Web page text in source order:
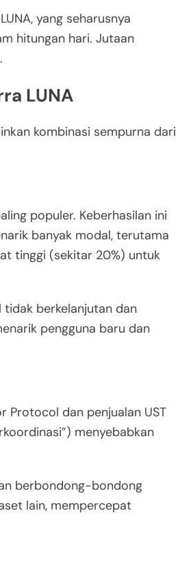
yang seharusnya
hitungan hari. Jutaan
LUNA
kombinasi sempurna dari
populer. Keberhasilan ini
banyak modal, terutama
tinggi (sekitar 20%) untuk
tidak berkelanjutan dan
pengguna baru dan
Protocol dan penjualan UST
menyebabkan
berbondong-bondong
lain, mempercepat